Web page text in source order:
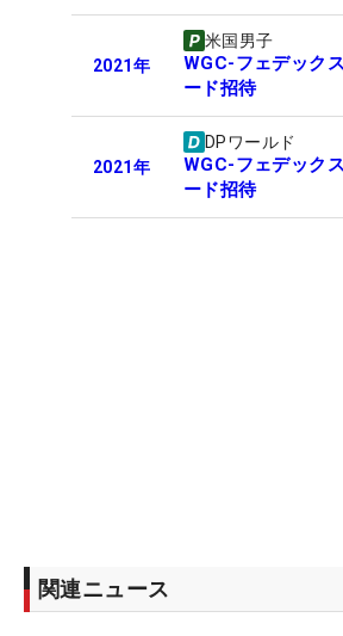
2021年
米国男子
WGC-フェデック
ード招待
2021年
DPワールド
WGC-フェデック
ード招待
関連ニュース